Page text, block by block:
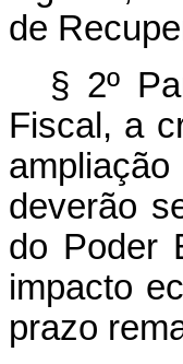
de
§ 2º
Fiscal, a
deverão
do Poder
impacto
prazo